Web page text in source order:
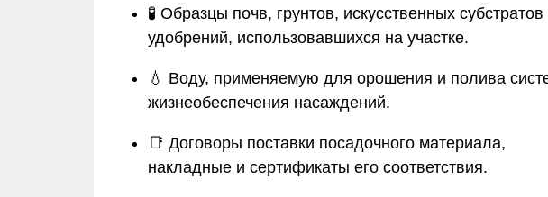
🧪 Образцы почв, грунтов, искусственных субстратов
удобрений, использовавшихся на участке.
💧 Воду, применяемую для орошения и полива
жизнеобеспечения насаждений.
📑 Договоры поставки посадочного материала,
накладные и сертификаты его соответствия.